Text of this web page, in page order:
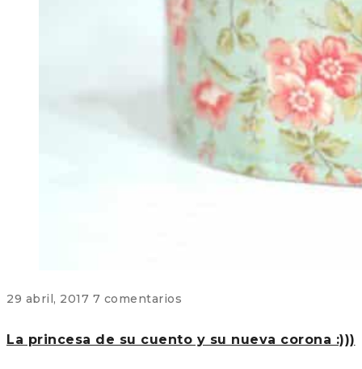
29 abril, 2017 7 comentarios
La princesa de su cuento y su nueva corona :)))